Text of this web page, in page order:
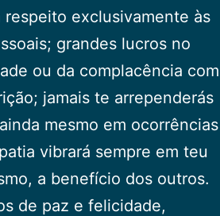
exclusivamente às
grandes lucros no
ou da complacência com
jamais te arrependerás
mesmo em ocorrências
vibrará sempre em teu
a benefício dos outros.
de paz e felicidade,